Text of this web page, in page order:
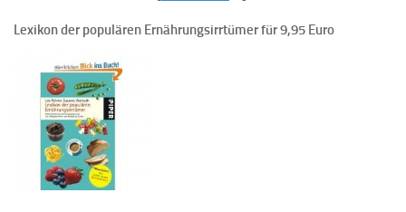
Lexikon der populären Ernährungsirrtümer für 9,95 Euro